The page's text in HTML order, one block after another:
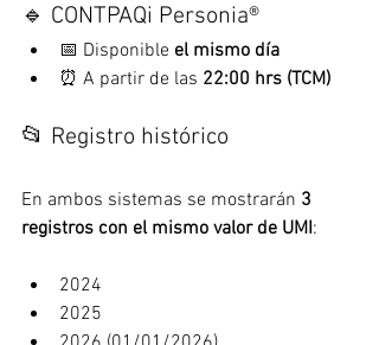
🔹 CONTPAQi Personia®
📅 Disponible el mismo día
⏰ A partir de las 22:00 hrs (TCM)
📂 Registro histórico
En ambos sistemas se mostrarán 3
registros con el mismo valor de UMI:
2024
2025